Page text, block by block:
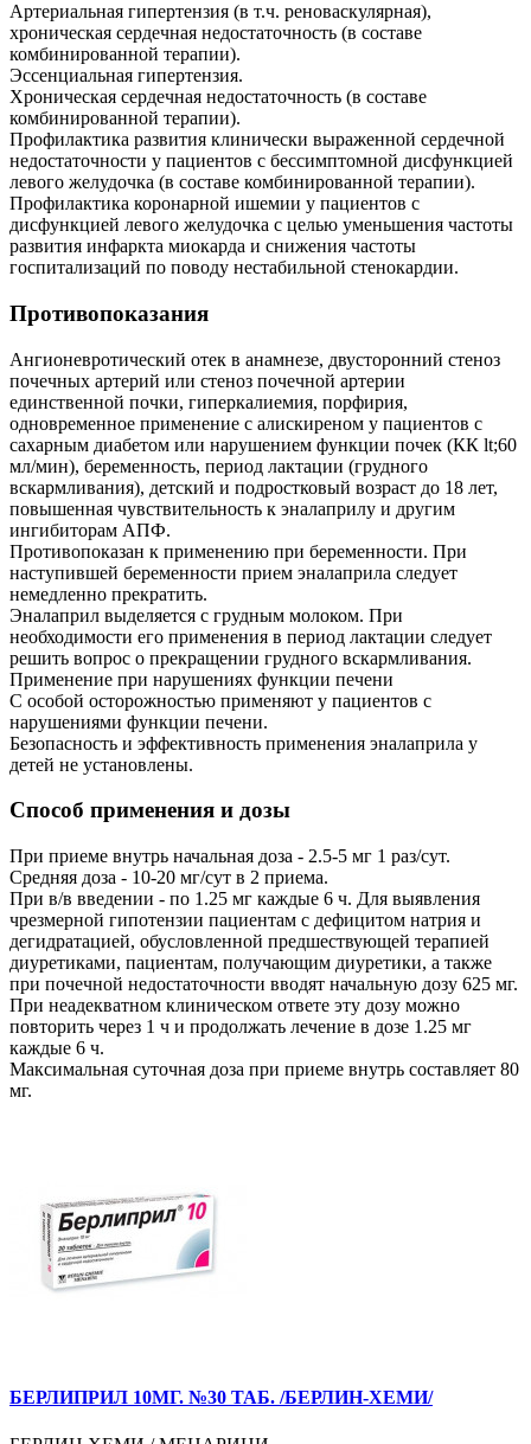
Артериальная гипертензия (в т.ч. реноваскулярная),
хроническая сердечная недостаточность (в составе
комбинированной терапии).
Эссенциальная гипертензия.
Хроническая сердечная недостаточность (в составе
комбинированной терапии).
Профилактика развития клинически выраженной сердечной
недостаточности у пациентов с бессимптомной дисфункцией
левого желудочка (в составе комбинированной терапии).
Профилактика коронарной ишемии у пациентов с
дисфункцией левого желудочка с целью уменьшения частоты
развития инфаркта миокарда и снижения частоты
госпитализаций по поводу нестабильной стенокардии.
Противопоказания
Ангионевротический отек в анамнезе, двусторонний стеноз
почечных артерий или стеноз почечной артерии
единственной почки, гиперкалиемия, порфирия,
одновременное применение с алискиреном у пациентов с
сахарным диабетом или нарушением функции почек (КК lt;60
мл/мин), беременность, период лактации (грудного
вскармливания), детский и подростковый возраст до 18 лет,
повышенная чувствительность к эналаприлу и другим
ингибиторам АПФ.
Противопоказан к применению при беременности. При
наступившей беременности прием эналаприла следует
немедленно прекратить.
Эналаприл выделяется с грудным молоком. При
необходимости его применения в период лактации следует
решить вопрос о прекращении грудного вскармливания.
Применение при нарушениях функции печени
С особой осторожностью применяют у пациентов с
нарушениями функции печени.
Безопасность и эффективность применения эналаприла у
детей не установлены.
Способ применения и дозы
При приеме внутрь начальная доза - 2.5-5 мг 1 раз/сут.
Средняя доза - 10-20 мг/сут в 2 приема.
При в/в введении - по 1.25 мг каждые 6 ч. Для выявления
чрезмерной гипотензии пациентам с дефицитом натрия и
дегидратацией, обусловленной предшествующей терапией
диуретиками, пациентам, получающим диуретики, а также
при почечной недостаточности вводят начальную дозу 625 мг.
При неадекватном клиническом ответе эту дозу можно
повторить через 1 ч и продолжать лечение в дозе 1.25 мг
каждые 6 ч.
Максимальная суточная доза при приеме внутрь составляет 80
мг.
БЕРЛИПРИЛ 10МГ. №30 ТАБ. /БЕРЛИН-ХЕМИ/